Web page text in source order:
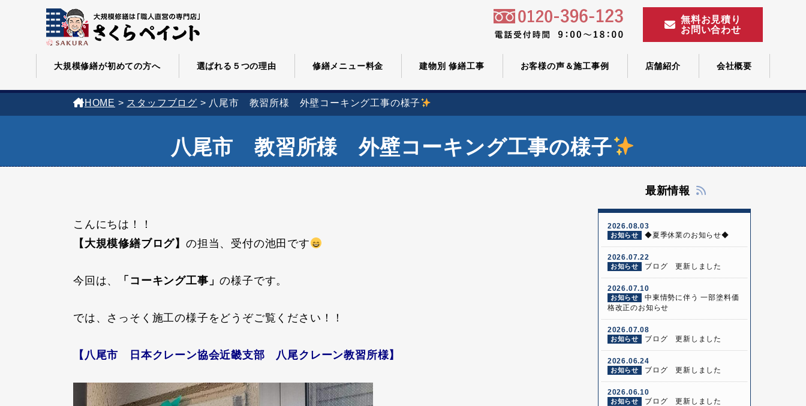
無料お見積り
お問い合わせ
大規模修繕が初めての方へ 選ばれる５つの理由 修繕メニュー料金 建物別 修繕工事 お客様の声＆施工事例 店舗紹介 会社概要
HOME > スタッフブログ > 八尾市 教習所様 外壁コーキング工事の様子
八尾市 教習所様 外壁コーキング工事の様子
こんにちは！！
【大規模修繕ブログ】 の担当、受付の池田です
今回は、 「コーキング工事」の様子です。
では、さっそく施工の様子をどうぞご覧ください！！
【八尾市 日本クレーン協会近畿支部 八尾クレーン教習所様】
最新情報
2026.08.03
お知らせ ◆夏季休業のお知らせ◆
2026.07.22
お知らせ ブログ 更新しました
2026.07.10
お知らせ
中東情勢に伴う 一部塗料価
格改正のお知らせ
2026.07.08
お知らせ ブログ 更新しました
2026.06.24
お知らせ ブログ 更新しました
2026.06.10
お知らせ ブログ 更新しました